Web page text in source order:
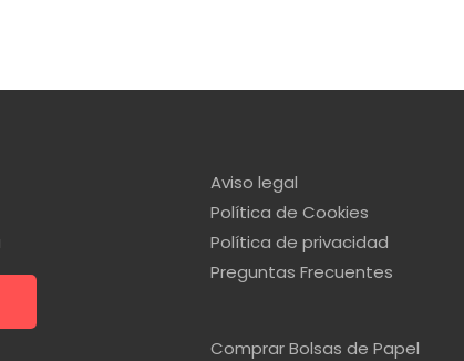
Aviso legal
Política de Cookies
Política de privacidad
Preguntas Frecuentes
Comprar Bolsas de Papel